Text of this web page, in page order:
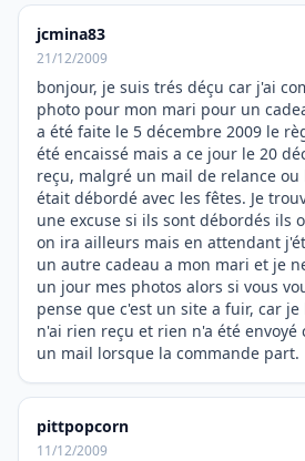
jcmina83
21/12/2009
bonjour, je suis trés déçu car j'ai
photo pour mon mari pour un
a été faite le 5 décembre 2009 le
été encaissé mais a ce jour le 20
reçu, malgré un mail de relance
était débordé avec les fêtes. Je
une excuse si ils sont débordés ils
on ira ailleurs mais en attendant
un autre cadeau a mon mari et je
un jour mes photos alors si vous
pense que c'est un site a fuir, car
n'ai rien reçu et rien n'a été envoyé
un mail lorsque la commande part.
pittpopcorn
11/12/2009